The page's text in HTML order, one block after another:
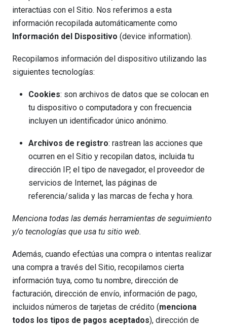
interactúas con el Sitio. Nos referimos a esta
información recopilada automáticamente como
Información del Dispositivo (device information).
Recopilamos información del dispositivo utilizando las
siguientes tecnologías:
Cookies: son archivos de datos que se colocan en
tu dispositivo o computadora y con frecuencia
incluyen un identificador único anónimo.
Archivos de registro: rastrean las acciones que
ocurren en el Sitio y recopilan datos, incluida tu
dirección IP, el tipo de navegador, el proveedor de
servicios de Internet, las páginas de
referencia/salida y las marcas de fecha y hora.
Menciona todas las demás herramientas de seguimiento
y/o tecnologías que usa tu sitio web.
Además, cuando efectúas una compra o intentas realizar
una compra a través del Sitio, recopilamos cierta
información tuya, como tu nombre, dirección de
facturación, dirección de envío, información de pago,
incluidos números de tarjetas de crédito (menciona
todos los tipos de pagos aceptados), dirección de